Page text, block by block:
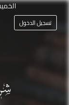
تسجيل الدخول
الخميس، ٢٣